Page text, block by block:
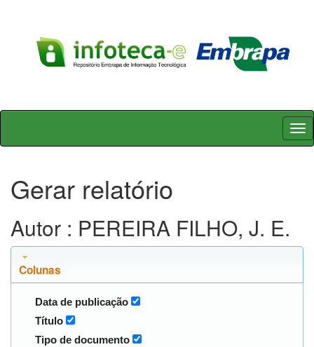
Skip
Gerar relatório
Autor : PEREIRA FILHO, J. E.
Colunas
Data de publicação
Título
Tipo de documento